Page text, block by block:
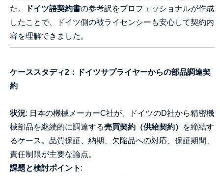
た。
ドイツ語契約書の参考訳をプロフェッショナルが作成
したことで、ドイツ側の被ライセンシーも安心して契約内
容を理解できました。
ケーススタディ2：ドイツサプライヤーからの部品調達契
約
状況: 日本の機械メーカーC社が、ドイツのD社から精密機
械部品を継続的に調達する売買契約（供給契約）
を締結す
るケース。品質保証、納期、欠陥品への対応、保証期間、
責任制限が主要な論点。
課題と検討ポイント :